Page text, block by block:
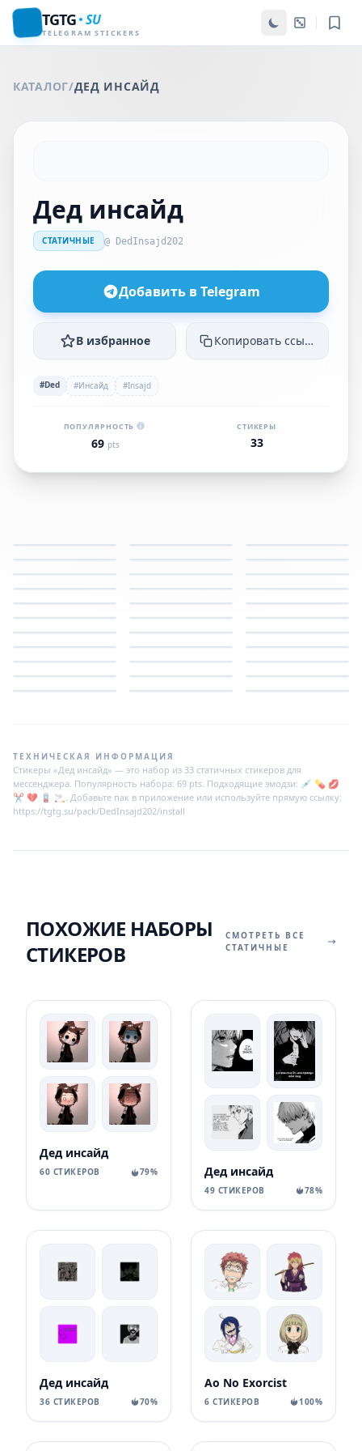
TGTG SU
TELEGRAM STICKERS
КАТАЛОГ/ДЕД ИНСАЙД
Дед инсайд
СТАТИЧНЫЕ @ DedInsajd202
Добавить в Telegram
В избранное Копировать ссылку
#Ded #Инсайд #Insajd
ПОПУЛЯРНОСТЬ
69 pts
СТИКЕРЫ
33
ТЕХНИЧЕСКАЯ ИНФОРМАЦИЯ
Стикеры «Дед инсайд» — это набор из 33 статичных стикеров для
мессенджера. Популярность набора: 69 pts. Подходящие эмодзи: 💉 💊 💋
✂ 💔 🪫 🚬. Добавьте пак в приложение или используйте прямую ссылку:
https://tgtg.su/pack/DedInsajd202/install
ПОХОЖИЕ НАБОРЫ
СТИКЕРОВ
СМОТРЕТЬ ВСЕ
СТАТИЧНЫЕ
Дед инсайд
60 СТИКЕРОВ 79% Дед инсайд
49 СТИКЕРОВ 78%
Дед инсайд
36 СТИКЕРОВ 70%
Ao No Exorcist
6 СТИКЕРОВ 100%